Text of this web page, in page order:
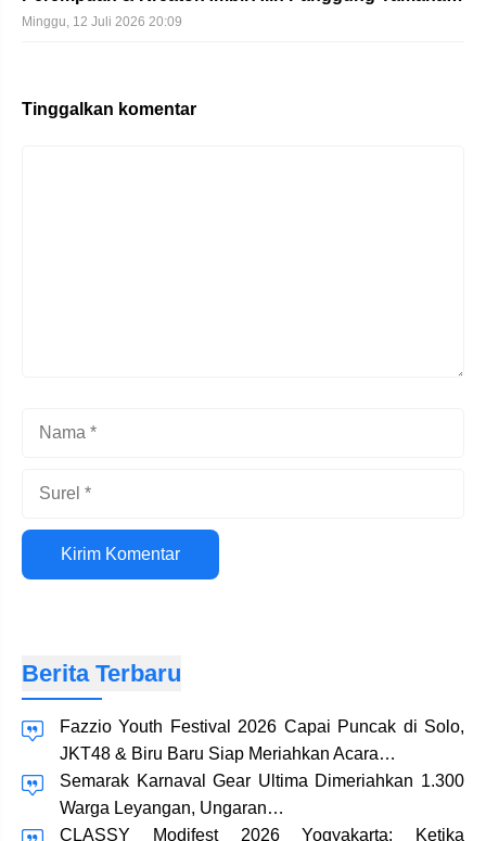
Minggu, 12 Juli 2026 20:09
Tinggalkan komentar
Situs
web
Berita Terbaru
Fazzio Youth Festival 2026 Capai Puncak di Solo,
JKT48 & Biru Baru Siap Meriahkan Acara…
Semarak Karnaval Gear Ultima Dimeriahkan 1.300
Warga Leyangan, Ungaran…
CLASSY Modifest 2026 Yogyakarta: Ketika